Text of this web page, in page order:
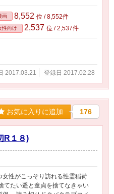
画 8,552 位 / 8,552件
性向け 2,537 位 / 2,537件
2017.03.21 登録日 2017.02.28
お気に入りに追加 176
R１８)
女性がこっそり訪れる性霊稲荷
てたい遥と童貞を捨てなきゃい